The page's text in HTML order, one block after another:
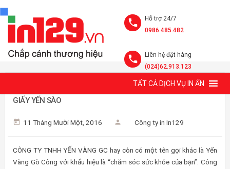
Hỗ trợ 24/7
0986.485.482
Liên hệ đặt hàng
(024)62.913.123
TẤT CẢ DỊCH VỤ IN ẤN
THIẾT KẾ VÀ IN ẤN HỘP GIẤY YẾN SÀO YẾN VÀNG - HỘP
GIẤY YẾN SÀO
11 Tháng Mười Một, 2016 Công ty in In129
CÔNG TY TNHH YẾN VÀNG GC hay còn có một tên gọi khác là Yến
Vàng Gò Công với khẩu hiệu là “chăm sóc sức khỏe của bạn”. Công